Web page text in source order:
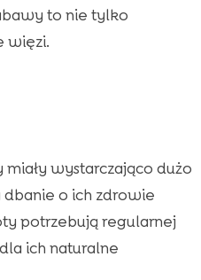
to nie tylko
więzi.
miały wystarczająco dużo
dbanie o ich zdrowie
potrzebują regularnej
ich naturalne